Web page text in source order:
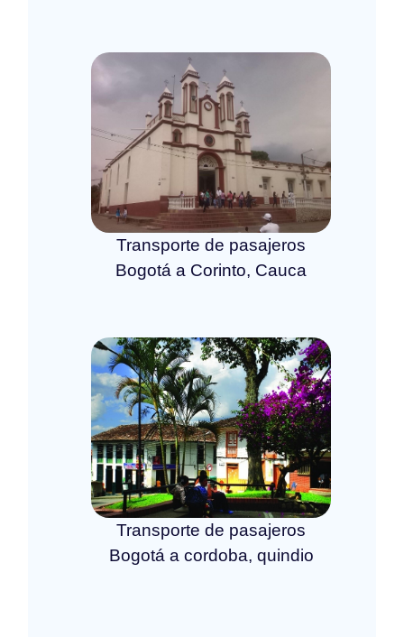
Transporte de pasajeros
Bogotá a Corinto, Cauca
Transporte de pasajeros
Bogotá a cordoba, quindio